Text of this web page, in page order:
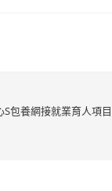
包養網接就業育人項